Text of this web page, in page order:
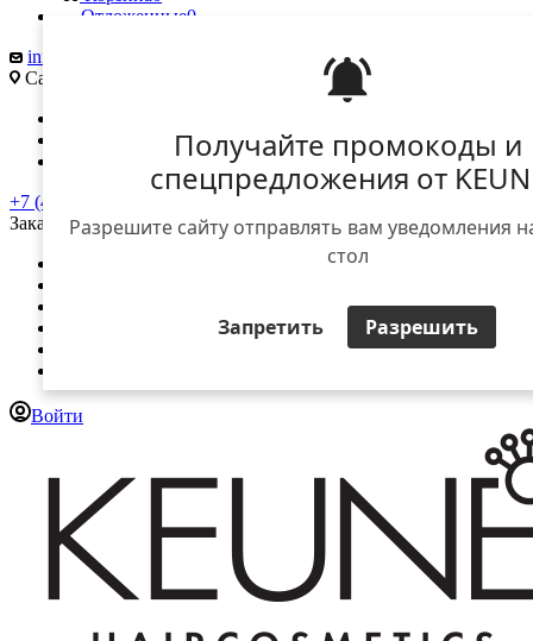
Получайте промокоды и
спецпредложения от
Разрешите сайту отправлять вам уведомления
стол
Запретить Разрешить
Отложенные0
info@keune.ru
Саморы Машела ул., д. 5А
+7 (499) 486-15-36
Заказать звонок
Войти